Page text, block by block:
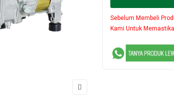
Sebelum Membeli
Kami Untuk